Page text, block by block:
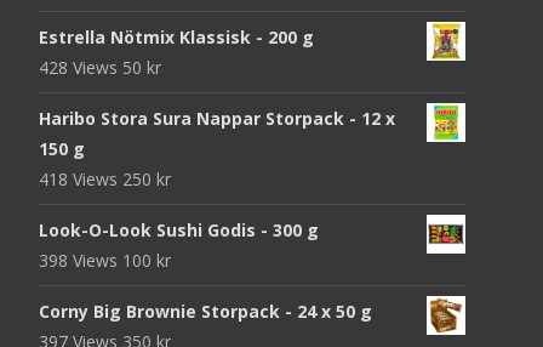
Estrella Nötmix Klassisk - 200 g
428 Views 50 kr
Haribo Stora Sura Nappar Storpack - 12 x
150 g
418 Views 250 kr
Look-O-Look Sushi Godis - 300 g
398 Views 100 kr
Corny Big Brownie Storpack - 24 x 50 g
397 Views 350 kr